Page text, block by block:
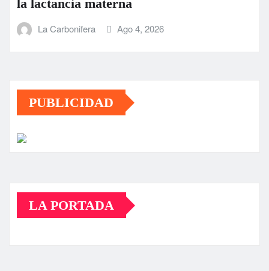
la lactancia materna
La Carbonifera Ago 4, 2026
PUBLICIDAD
LA PORTADA